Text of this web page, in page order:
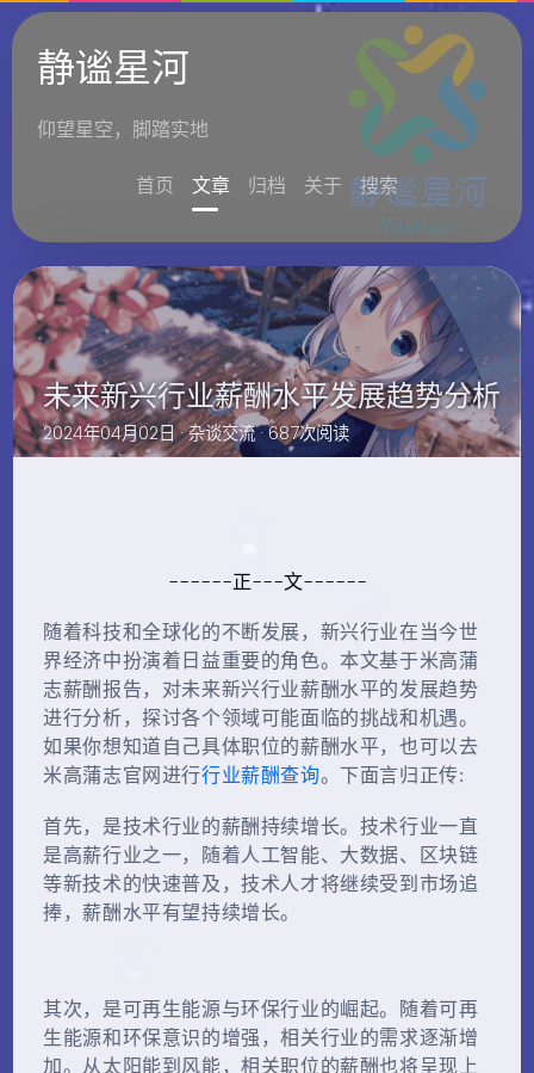
静谧星河
仰望星空，脚踏实地
首页
文章 归档 关于 搜索
未来新兴行业薪酬水平发展趋势分析
2024年04月02日 ·杂谈交流· 687次阅读
------正---文------
随着科技和全球化的不断发展，新兴行业在当今世
界经济中扮演着日益重要的角色。本文基于米高蒲
志薪酬报告，对未来新兴行业薪酬水平的发展趋势
进行分析，探讨各个领域可能面临的挑战和机遇。
如果你想知道自己具体职位的薪酬水平，也可以去
米高蒲志官网进行行业薪酬查询。下面言归正传:
首先，是技术行业的薪酬持续增长。技术行业一直
是高薪行业之一，随着人工智能、大数据、区块链
等新技术的快速普及，技术人才将继续受到市场追
捧，薪酬水平有望持续增长。
其次，是可再生能源与环保行业的崛起。随着可再
生能源和环保意识的增强，相关行业的需求逐渐增
加。从太阳能到风能，相关职位的薪酬也将呈现上